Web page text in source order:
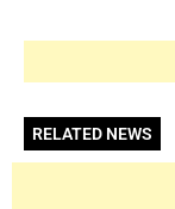
RELATED NEWS